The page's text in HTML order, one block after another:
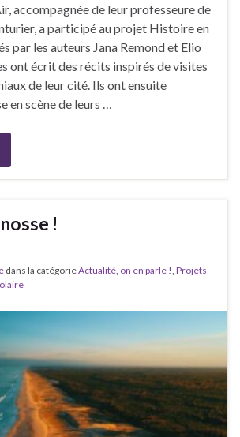
accompagnée de leur professeure de
a participé au projet Histoire en
par les auteurs Jana Remond et Elio
ont écrit des récits inspirés de visites
de leur cité. Ils ont ensuite
en scène de leurs …
!
dans la catégorieActualité on en parle ! Projets